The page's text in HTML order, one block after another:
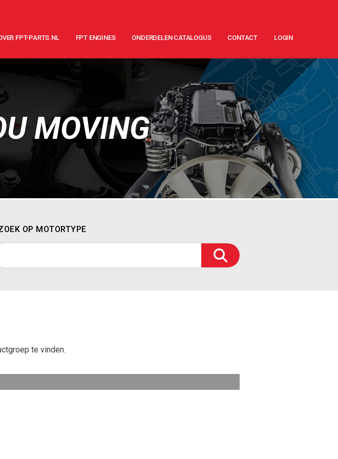
FPT-PARTS.NL FPT ENGINES ONDERDELEN CATALOGUS CONTACT LOGIN
MOVING
OP MOTORTYPE
te vinden.